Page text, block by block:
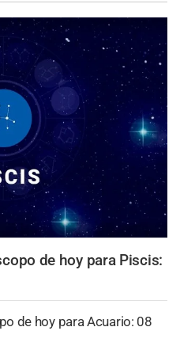
de hoy para Piscis:
de hoy para Acuario: 08